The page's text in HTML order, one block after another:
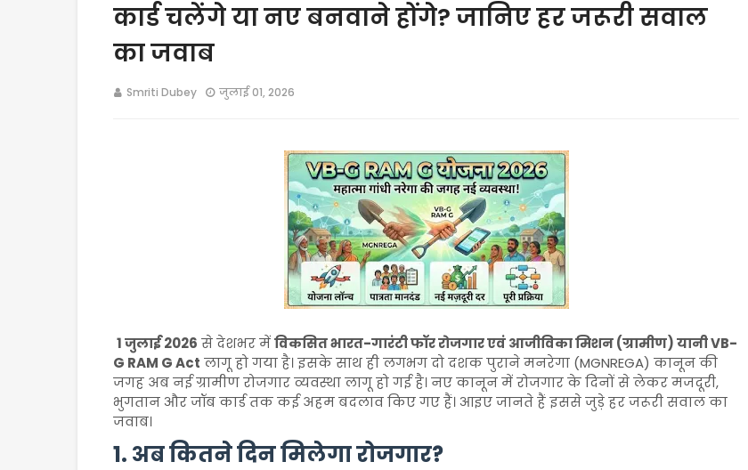
कार्ड चलेंगे या नए बनवाने होंगे? जानिए हर जरूरी सवाल
का जवाब
Smriti Dubey जुलाई 01, 2026
1 जुलाई 2026 से देशभर मेंविकसित भारत-गारंटी फॉर रोजगार एवं आजीविका मिशन (ग्रामीण) यानी VB-
G RAM G Act लागू हो गया है। इसके साथ ही लगभग दो दशक पुराने मनरेगा (MGNREGA) कानून की
जगह अब नई ग्रामीण रोजगार व्यवस्था लागू हो गई है। नए कानून में रोजगार के दिनों से लेकर मजदूरी,
भुगतान और जॉब कार्ड तक कई अहम बदलाव किए गए हैं। आइए जानते हैं इससे जुड़े हर जरूरी सवाल का
जवाब।
1. अब कितने दिन मिलेगा रोजगार?